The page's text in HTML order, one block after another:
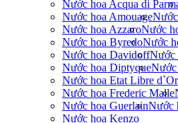
Nước hoa Acqua di
Nước hoa Amouage
Nước hoa AzzaroNước
Nước hoa ByredoNước
Nước hoa DavidoffNước
Nước hoa DiptyqueNước
Nước hoa Etat Libre
Nước hoa Frederic Malle
Nước hoa GuerlainNước
Nước hoa Kenzo